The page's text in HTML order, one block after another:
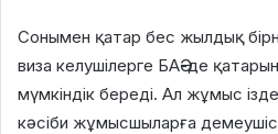
Сонымен қатар бес жылдық
виза келушілерге БАӘ-де
мүмкіндік береді. Ал жұмыс
кәсіби жұмысшыларға